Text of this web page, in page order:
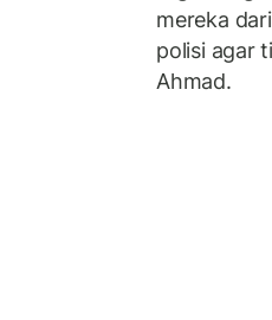
mereka
polisi agar
Ahmad.